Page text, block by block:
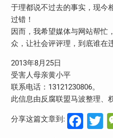
于理都说不过去的事实，现今
过错！
因而，我希望媒体与网站帮忙
众，让社会评评理，到底谁在
2013年8月25日
受害人母亲黄小平
联系电话：13121230806。
此信息由反腐联盟马波整理、
分享这篇文章到: